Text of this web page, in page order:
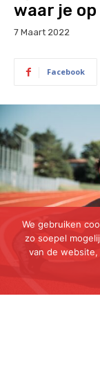
We gebruiken
zo soepel
van de